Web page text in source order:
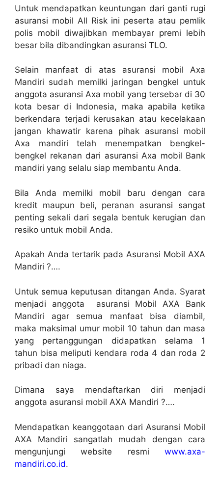
Untuk mendapatkan keuntungan dari ganti rugi
asuransi mobil All Risk ini peserta atau pemlik
polis mobil diwajibkan membayar premi lebih
besar bila dibandingkan asuransi TLO.
Selain manfaat di atas asuransi mobil Axa
Mandiri sudah memilki jaringan bengkel untuk
anggota asuransi Axa mobil yang tersebar di 30
kota besar di Indonesia, maka apabila ketika
berkendara terjadi kerusakan atau kecelakaan
jangan khawatir karena pihak asuransi mobil
Axa mandiri telah menempatkan bengkel-
bengkel rekanan dari asuransi Axa mobil Bank
mandiri yang selalu siap membantu Anda.
Bila Anda memilki mobil baru dengan cara
kredit maupun beli, peranan asuransi sangat
penting sekali dari segala bentuk kerugian dan
resiko untuk mobil Anda.
Apakah Anda tertarik pada Asuransi Mobil AXA
Mandiri ?….
Untuk semua keputusan ditangan Anda. Syarat
menjadi anggota asuransi Mobil AXA Bank
Mandiri agar semua manfaat bisa diambil,
maka maksimal umur mobil 10 tahun dan masa
yang pertanggungan didapatkan selama 1
tahun bisa meliputi kendara roda 4 dan roda 2
pribadi dan niaga.
Dimana saya mendaftarkan diri menjadi
anggota asuransi mobil AXA Mandiri ?….
Mendapatkan keanggotaan dari Asuransi Mobil
AXA Mandiri sangatlah mudah dengan cara
mengunjungi website resmi www.axa-
mandiri.co.id.